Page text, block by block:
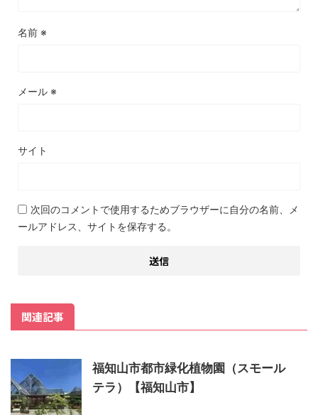
名前 ※
メール ※
サイト
次回のコメントで使用するためブラウザーに自分の名前、メ
ールアドレス、サイトを保存する。
関連記事
福知山市都市緑化植物園（スモール
テラ）【福知山市】